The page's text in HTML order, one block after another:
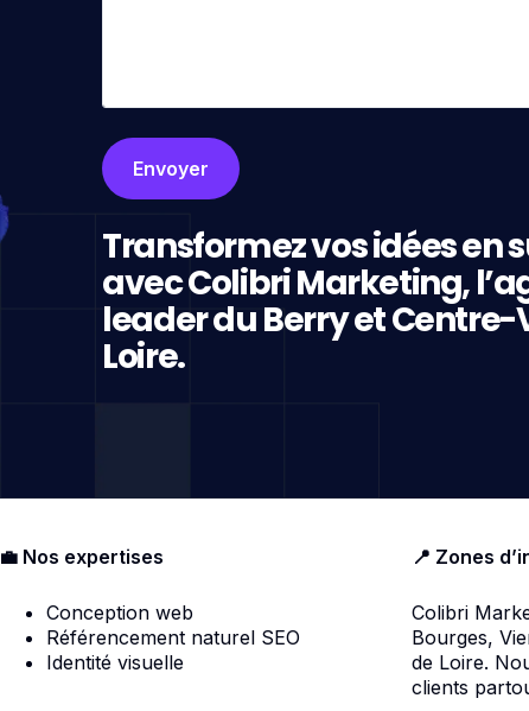
Transformez vos idées en
avec Colibri Marketing,
leader du Berry et Centre-
Loire.
💼 Nos expertises
Conception web
Référencement naturel SEO
Identité visuelle
📍 Zones
Colibri
Bourges,
de Loire.
clients